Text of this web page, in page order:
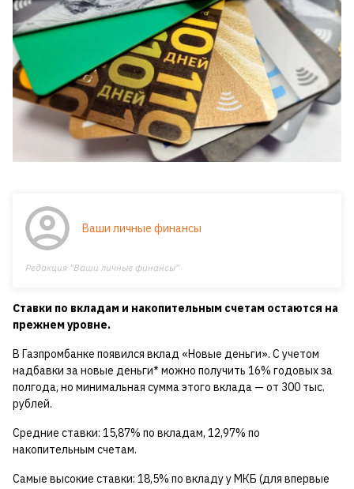
Ваши личные финансы
Редакция "Ваши личные финансы"
Ставки по вкладам и накопительным счетам остаются на
прежнем уровне.
В Газпромбанке появился вклад «Новые деньги». С учетом
надбавки за новые деньги* можно получить 16% годовых за
полгода, но минимальная сумма этого вклада — от 300 тыс.
рублей.
Средние ставки: 15,87% по вкладам, 12,97% по
накопительным счетам.
Самые высокие ставки: 18,5% по вкладу у МКБ (для впервые